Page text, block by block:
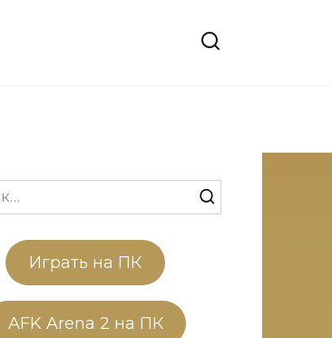
Играть на ПК
AFK Arena 2 на ПК